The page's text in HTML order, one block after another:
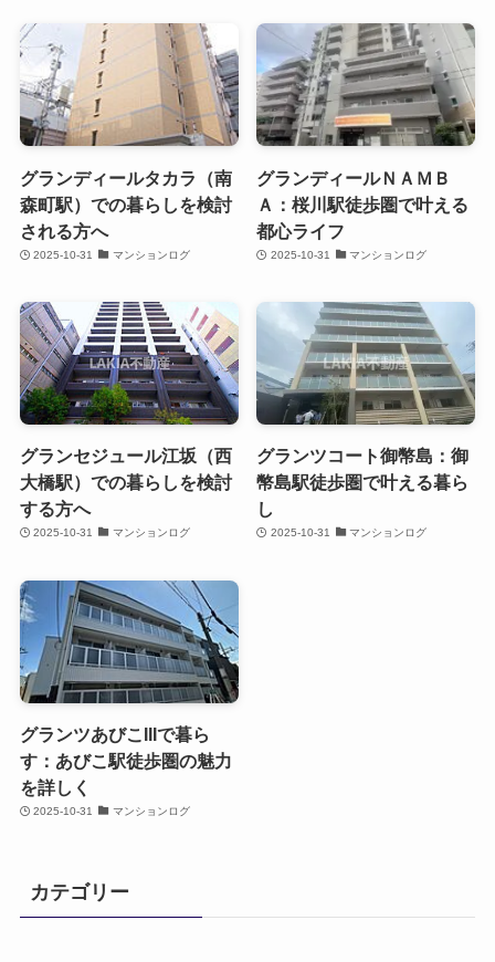
グランディールタカラ（南
森町駅）での暮らしを検討
される方へ
2025-10-31 マンションログ
グランディールＮＡＭＢ
Ａ：桜川駅徒歩圏で叶える
都心ライフ
2025-10-31 マンションログ
グランセジュール江坂（西
大橋駅）での暮らしを検討
する方へ
2025-10-31 マンションログ
グランツコート御幣島：御
幣島駅徒歩圏で叶える暮ら
し
2025-10-31 マンションログ
グランツあびこIIIで暮ら
す：あびこ駅徒歩圏の魅力
を詳しく
2025-10-31 マンションログ
カテゴリー